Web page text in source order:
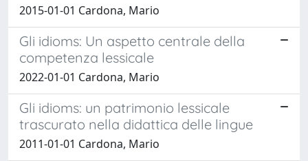
2015-01-01 Cardona, Mario
Gli idioms: Un aspetto centrale della
competenza lessicale
2022-01-01 Cardona, Mario
Gli idioms: un patrimonio lessicale
trascurato nella didattica delle lingue
2011-01-01 Cardona, Mario